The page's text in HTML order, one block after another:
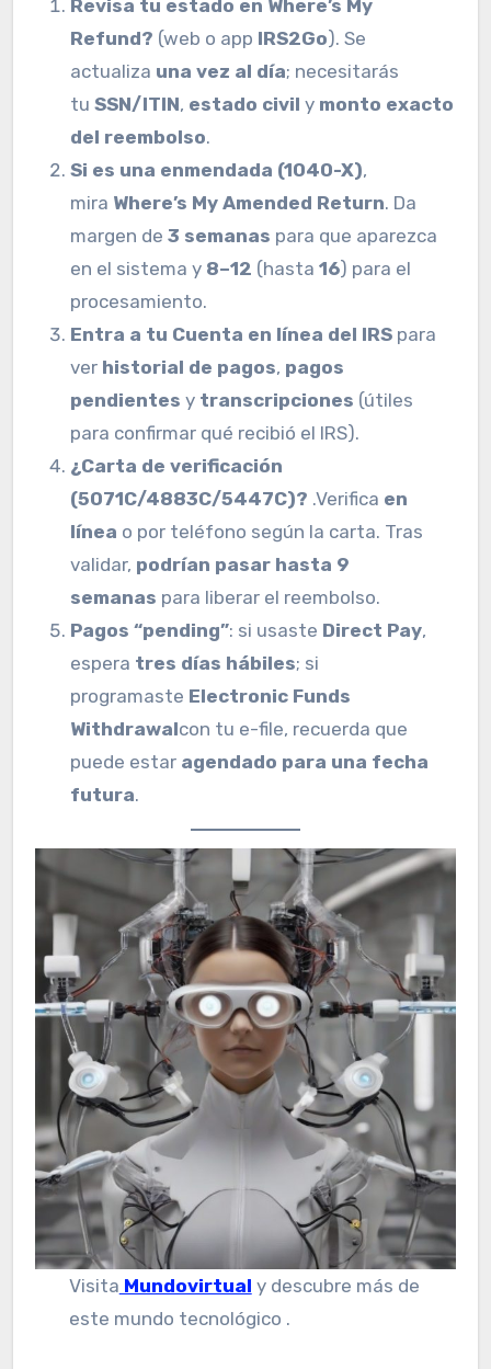
Revisa tu estado en Where’s My
Refund? (web o app IRS2Go). Se
actualiza una vez al día; necesitarás
tu SSN/ITIN, estado civil y monto exacto
del reembolso.
Si es una enmendada (1040-X),
mira Where’s My Amended Return. Da
margen de 3 semanas para que aparezca
en el sistema y 8–12 (hasta 16) para el
procesamiento.
Entra a tu Cuenta en línea del IRS para
ver historial de pagos, pagos
pendientes y transcripciones (útiles
para confirmar qué recibió el IRS).
¿Carta de verificación
(5071C/4883C/5447C)? .Verifica en
línea o por teléfono según la carta. Tras
validar, podrían pasar hasta 9
semanas para liberar el reembolso.
Pagos “pending”: si usaste Direct Pay,
espera tres días hábiles; si
programaste Electronic Funds
Withdrawalcon tu e-file, recuerda que
puede estar agendado para una fecha
futura.
Visita Mundovirtual y descubre más de
este mundo tecnológico .